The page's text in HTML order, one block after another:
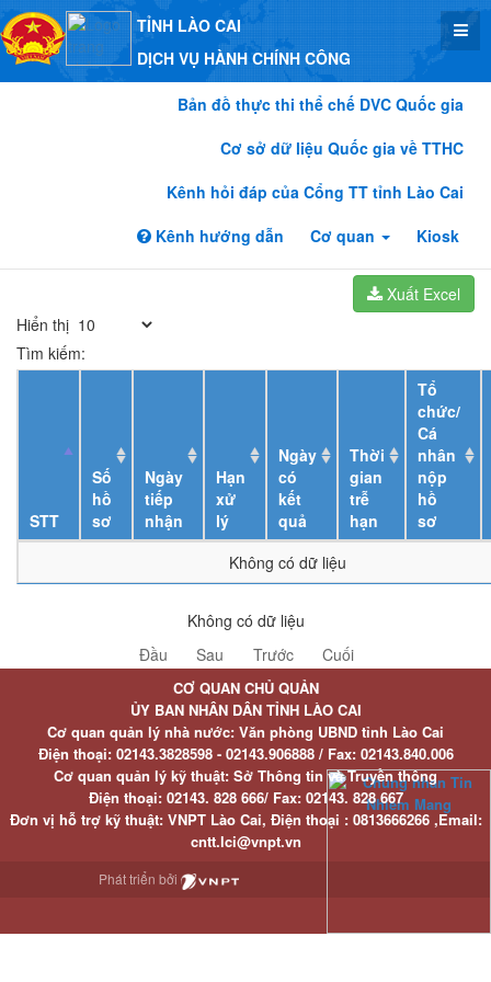
TỈNH LÀO CAI
DỊCH VỤ HÀNH CHÍNH CÔNG
Bản đồ thực thi thể chế DVC Quốc gia
Cơ sở dữ liệu Quốc gia về TTHC
Kênh hỏi đáp của Cổng TT tỉnh Lào Cai
Kênh hướng dẫn
Cơ quan Kiosk
Xuất Excel
Hiển thị
Tìm kiếm:
STT
Số
hồ
sơ
Ngày
tiếp
nhận
Hạn
xử
lý
Ngày
có
kết
quả
Thời
gian
trễ
hạn
Tổ
chức/
Cá
nhân
nộp
hồ
sơ
Không có dữ liệu
Không có dữ liệu
Đầu
Sau Trước Cuối
CƠ QUAN CHỦ QUẢN
ỦY BAN NHÂN DÂN TỈNH LÀO CAI
Cơ quan quản lý nhà nước: Văn phòng UBND tỉnh Lào Cai
Điện thoại:02143.3828598 - 02143.906888 / Fax:02143.840.006
Cơ quan quản lý kỹ thuật: Sở Thông tin và Truyền thông
Điện thoại:02143. 828 666/ Fax:02143. 828 667
Đơn vị hỗ trợ kỹ thuật: VNPT Lào Cai, Điện thoại : 0813666266 ,Email:
cntt.lci@vnpt.vn
Phát triển bởi